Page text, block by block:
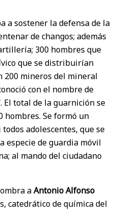
a sostener la defensa de la
de changos; además
300 hombres que
que se distribuirían
200 mineros del mineral
con el nombre de
El total de la guarnición se
hombres. Se formó un
adolescentes, que se
especie de guardia móvil
al mando del ciudadano
aAntonio Alfonso
catedrático de química del